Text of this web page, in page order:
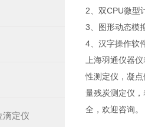
滴定仪
2、双CPU微型
3、图形动态模
4、汉字操作软
上海羽通仪器
性测定仪，凝
量残炭测定仪
全，欢迎咨询。